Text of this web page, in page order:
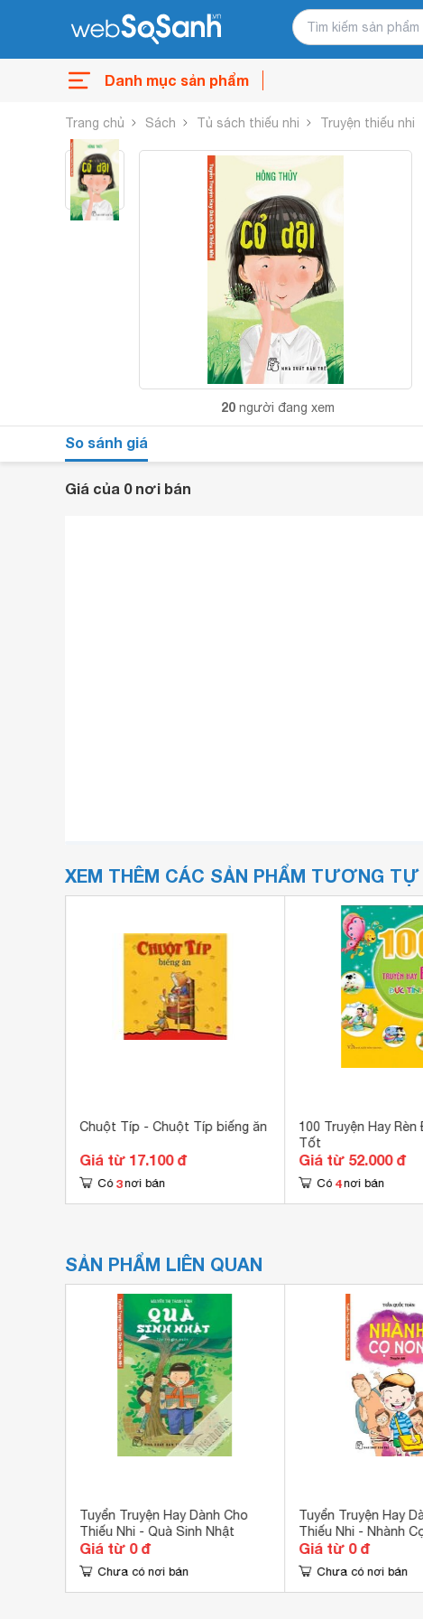
Danh mục sản phẩm
Trang chủ Sách Tủ sách thiếu nhi Truyện thiếu nhi
20 người đang xem
So sánh giá
Giá của 0 nơi bán
XEM THÊM CÁC SẢN PHẨM TƯƠNG TỰ
Chuột Típ - Chuột Típ biếng ăn
Giá từ 17.100 đ
Có 3 nơi bán
100 Truyện Hay
Tốt
Giá từ 52.000 đ
Có 4 nơi bán
SẢN PHẨM LIÊN QUAN
Tuyển Truyện Hay Dành Cho
Thiếu Nhi - Quà Sinh Nhật
Giá từ 0 đ
Chưa có nơi bán
Tuyển Truyện Hay
Thiếu Nhi - Nhành
Giá từ 0 đ
Chưa có nơi bán